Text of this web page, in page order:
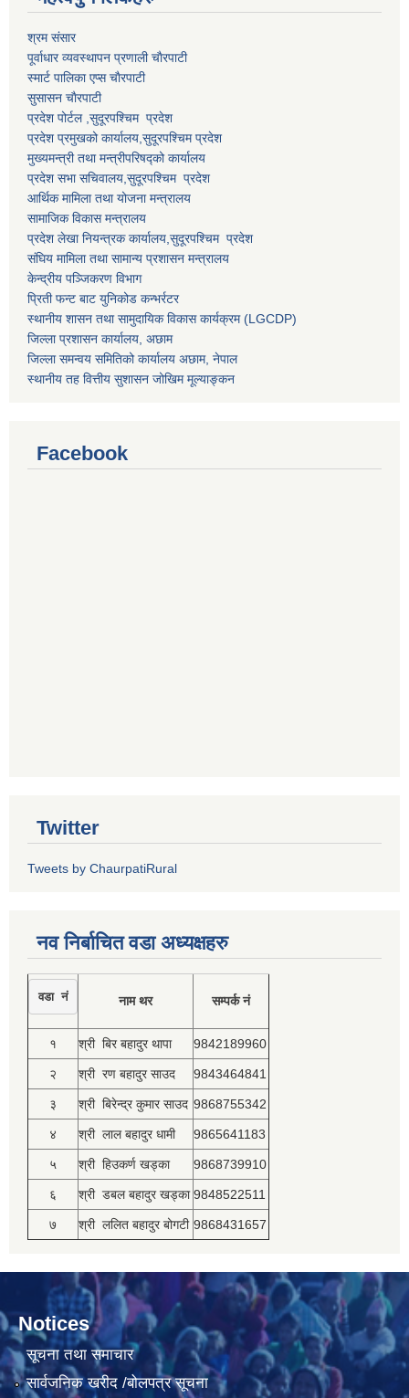
श्रम संसार
पूर्वाधार व्यवस्थापन प्रणाली चाैरपाटी
स्मार्ट पालिका एप्स चाैरपाटी
सुसासन चाैरपाटी
प्रदेश पोर्टल ,सुदूरपश्चिम प्रदेश
प्रदेश प्रमुखको कार्यालय,सुदूरपश्चिमप्रदेश
मुख्यमन्त्री तथा मन्त्रीपरिषद्को कार्यालय
प्रदेश सभा सचिवालय,सुदूरपश्चिम प्रदेश
आर्थिक मामिला तथा योजना मन्त्रालय
सामाजिक विकास मन्त्रालय
प्रदेश लेखा नियन्त्रक कार्यालय,सुदूरपश्चिम प्रदेश
संघिय मामिला तथा सामान्य प्रशासन मन्त्रालय
केन्द्रीय पञ्जिकरण विभाग
प्रिती फन्ट बाट युनिकोड कन्भर्रटर
स्थानीय शासन तथा सामुदायिक विकास कार्यक्रम (LGCDP)
जिल्ला प्रशासन कार्यालय, अछाम
जिल्ला समन्वय समितिको कार्यालय अछाम, नेपाल
स्थानीय तह वित्तीय सुशासन जोखिम मूल्याङ्कन
Facebook
Twitter
Tweets by ChaurpatiRural
नव निर्बाचित वडा अध्यक्षहरु
वडा नं नाम थर सम्पर्क नं
१ श्री बिर बहादुर थापा 9842189960
२ श्री रण बहादुर साउद 9843464841
३ श्री बिरेन्द्र कुमार साउद 9868755342
४ श्री लाल बहादुर धामी 9865641183
५ श्री हिउकर्ण खड्का 9868739910
६ श्री डबल बहादुर खड्का 9848522511
७ श्री ललित बहादुर बोगटी 9868431657
Notices
सूचना तथा समाचार
सार्वजनिक खरीद /बोलपत्र सूचना